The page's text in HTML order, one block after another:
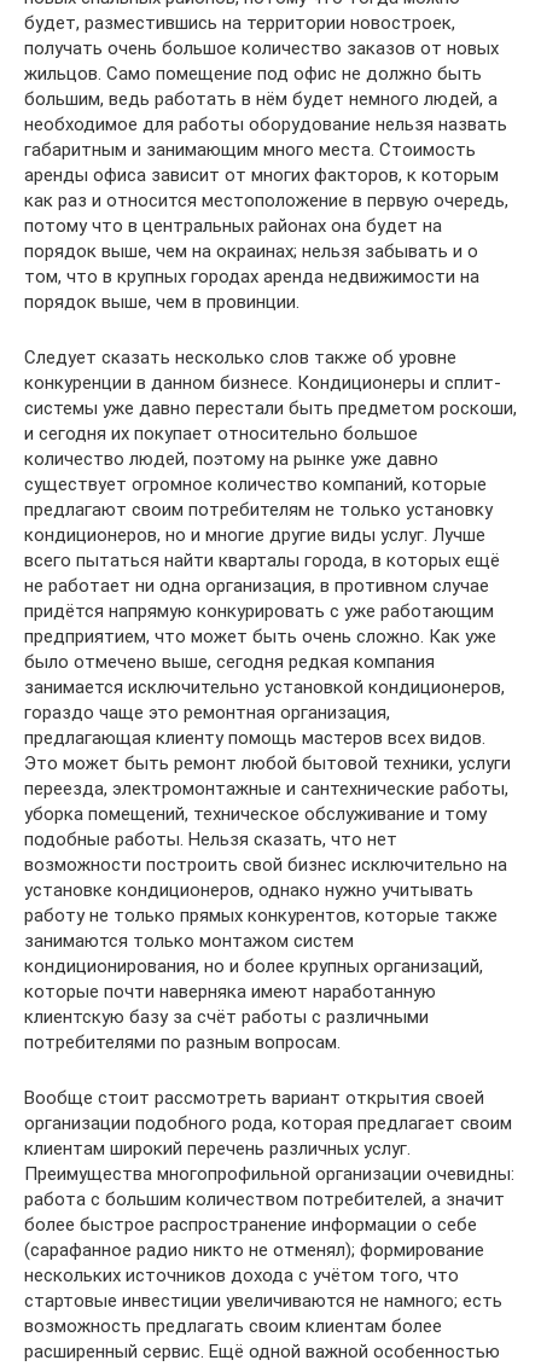
будет, разместившись на территории новостроек,
получать очень большое количество заказов от новых
жильцов. Само помещение под офис не должно быть
большим, ведь работать в нём будет немного людей, а
необходимое для работы оборудование нельзя назвать
габаритным и занимающим много места. Стоимость
аренды офиса зависит от многих факторов, к которым
как раз и относится местоположение в первую очередь,
потому что в центральных районах она будет на
порядок выше, чем на окраинах; нельзя забывать и о
том, что в крупных городах аренда недвижимости на
порядок выше, чем в провинции.
Следует сказать несколько слов также об уровне
конкуренции в данном бизнесе. Кондиционеры и сплит-
системы уже давно перестали быть предметом роскоши,
и сегодня их покупает относительно большое
количество людей, поэтому на рынке уже давно
существует огромное количество компаний, которые
предлагают своим потребителям не только установку
кондиционеров, но и многие другие виды услуг. Лучше
всего пытаться найти кварталы города, в которых ещё
не работает ни одна организация, в противном случае
придётся напрямую конкурировать с уже работающим
предприятием, что может быть очень сложно. Как уже
было отмечено выше, сегодня редкая компания
занимается исключительно установкой кондиционеров,
гораздо чаще это ремонтная организация,
предлагающая клиенту помощь мастеров всех видов.
Это может быть ремонт любой бытовой техники, услуги
переезда, электромонтажные и сантехнические работы,
уборка помещений, техническое обслуживание и тому
подобные работы. Нельзя сказать, что нет
возможности построить свой бизнес исключительно на
установке кондиционеров, однако нужно учитывать
работу не только прямых конкурентов, которые также
занимаются только монтажом систем
кондиционирования, но и более крупных организаций,
которые почти наверняка имеют наработанную
клиентскую базу за счёт работы с различными
потребителями по разным вопросам.
Вообще стоит рассмотреть вариант открытия своей
организации подобного рода, которая предлагает своим
клиентам широкий перечень различных услуг.
Преимущества многопрофильной организации очевидны:
работа с большим количеством потребителей, а значит
более быстрое распространение информации о себе
(сарафанное радио никто не отменял); формирование
нескольких источников дохода с учётом того, что
стартовые инвестиции увеличиваются не намного; есть
возможность предлагать своим клиентам более
расширенный сервис. Ещё одной важной особенностью